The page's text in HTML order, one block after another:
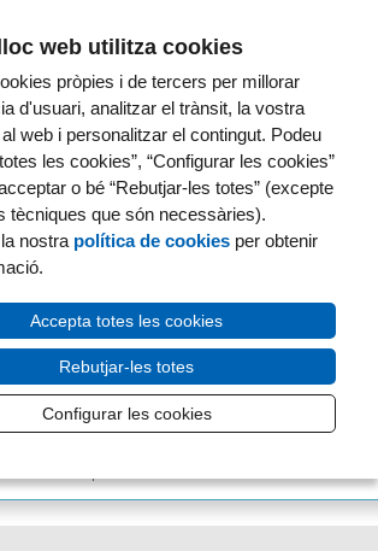
Barcelona 08003
Maps
93 248 32 54
del Mar ·
web utilitza cookies
pròpies i de tercers per millorar
d'usuari, analitzar el trànsit, la vostra
web i personalitzar el contingut. Podeu
les cookies”, “Configurar les cookies”
o bé “Rebutjar-les totes” (excepte
tècniques que són necessàries).
nostra política de cookies per obtenir
Accepta totes les cookies
Rebutjar-les totes
Configurar les cookies